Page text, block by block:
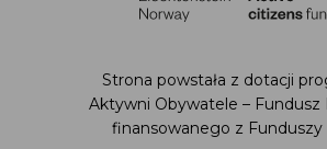
Strona powstała z dotacji
Aktywni Obywatele – Fundusz
finansowanego z Funduszy